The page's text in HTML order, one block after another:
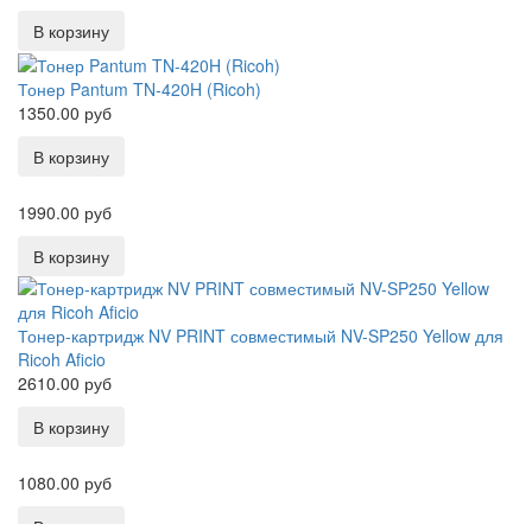
Тонер Pantum TN-420H (Ricoh)
1350.00 руб
1990.00 руб
Тонер-картридж NV PRINT совместимый NV-SP250 Yellow для
Ricoh Aficio
2610.00 руб
1080.00 руб